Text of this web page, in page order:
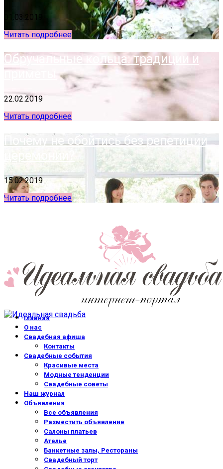
01.03.2019
Читать подробнее
Обручальные кольца: традиции и
приметы
22.02.2019
Читать подробнее
Почему не обойтись без репетиции
церемонии?
15.02.2019
Читать подробнее
Главная
О нас
Свадебная афиша
Контакты
Свадебные события
Красивые места
Модные тенденции
Свадебные советы
Наш журнал
Объявления
Все объявления
Разместить объявление
Салоны платьев
Ателье
Банкетные залы, Рестораны
Свадебный торт